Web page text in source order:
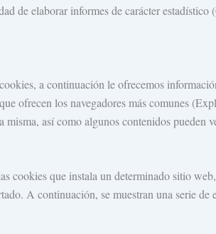
de elaborar informes de carácter
a continuación le ofrecemos
ofrecen los navegadores más comunes
así como algunos contenidos pueden
cookies que instala un determinado sitio
A continuación, se muestran una serie de